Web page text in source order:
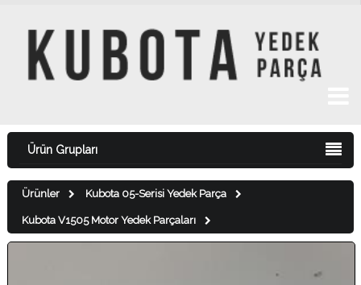
Ürün Grupları
Ürünler Kubota 05-Serisi Yedek Parça
Kubota V1505 Motor Yedek Parçaları